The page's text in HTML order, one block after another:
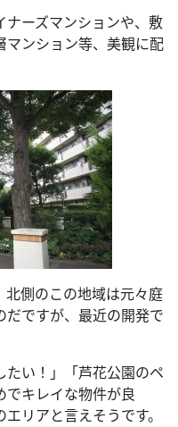
ーズマンションや、敷
マンション等、美観に配
北側のこの地域は元々庭
ですが、最近の開発で
たい！」「芦花公園のペ
でキレイな物件が良
リアと言えそうです。